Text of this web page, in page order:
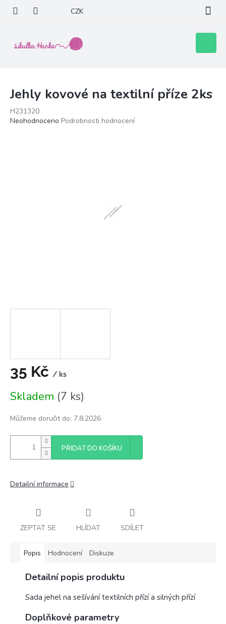
obsah
CZK
košík
Jehly kovové na textilní příze 2ks
H231320
Průměrné
Neohodnoceno Podrobnosti hodnocení
35 Kč / ks
cena:
Skladem (7 ks)
Můžeme doručit do: 7.8.2026
PŘIDAT DO KOŠÍKU
Detailní informace
ZEPTAT SE HLÍDAT SDÍLET
Popis Hodnocení Diskuze
Detailní popis produktu
Sada jehel na sešívání textilních přízí a silných přízí
Doplňkové parametry